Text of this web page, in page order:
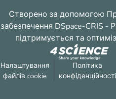
Створено за допомогою
забезпечення DSpace-CRIS -
підтримується та
Налаштування
файлів cookie
Політика
конфіденційності